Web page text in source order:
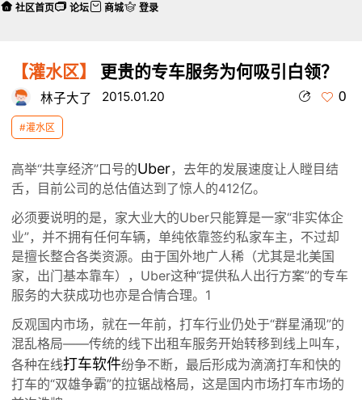
【灌水区】 更贵的专车服务为何吸引白领？
林子大了 2015.01.20 0
#灌水区
高举“共享经济”口号的Uber，去年的发展速度让人瞠目结
舌，目前公司的总估值达到了惊人的412亿。
必须要说明的是，家大业大的Uber只能算是一家“非实体企
业”，并不拥有任何车辆，单纯依靠签约私家车主，不过却
是擅长整合各类资源。由于国外地广人稀（尤其是北美国
家，出门基本靠车），Uber这种“提供私人出行方案”的专车
服务的大获成功也亦是合情合理。1
反观国内市场，就在一年前，打车行业仍处于“群星涌现”的
混乱格局——传统的线下出租车服务开始转移到线上叫车，
各种在线打车软件纷争不断，最后形成为滴滴打车和快的
打车的“双雄争霸”的拉锯战格局，这是国内市场打车市场的
社区首页 论坛 商城 登录